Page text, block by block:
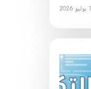
1 يوليو 2026